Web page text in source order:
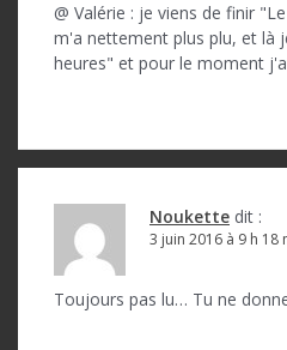
@ Valérie : je viens de finir
m'a nettement plus plu, et là
heures" et pour le moment
Noukette dit :
3 juin 2016 à 9 h 18
Toujours pas lu… Tu ne